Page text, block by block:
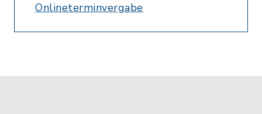
Onlineterminvergabe